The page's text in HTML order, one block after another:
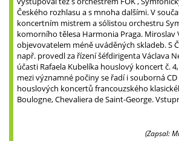
Českého rozhlasu a s mnoha dalšími. V
koncertním mistrem a sólistou orchestru
komorního tělesa Harmonia Praga. Miroslav
objevovatelem méně uváděných skladeb. S
např. provedl za řízení šéfdirigenta Václava
účasti Rafaela Kubelíka houslový koncert č.
mezi významné počiny se řadí i souborná
houslových koncertů francouzského
Boulogne, Chevaliera de Saint-George.
(Zapsal: